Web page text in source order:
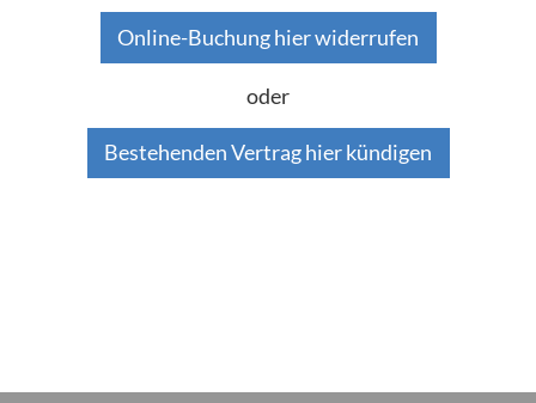
Online-Buchung hier widerrufen
oder
Bestehenden Vertrag hier kündigen